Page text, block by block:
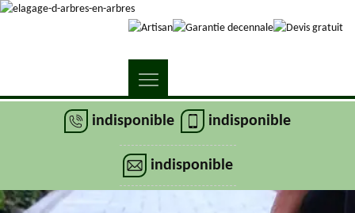
indisponible indisponible
indisponible